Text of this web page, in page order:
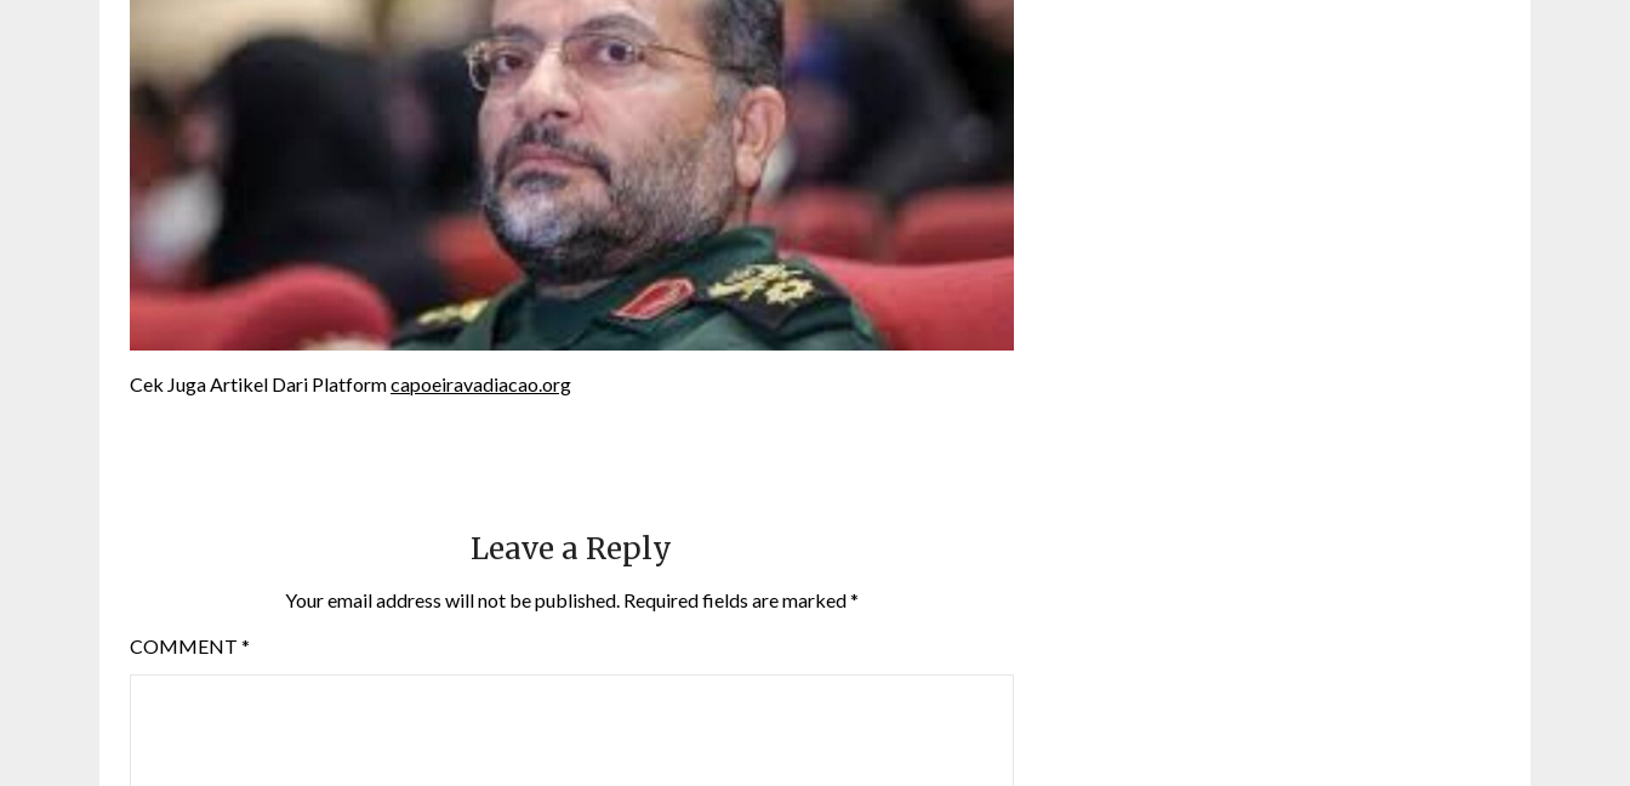
Cek Juga Artikel Dari Platformcapoeiravadiacao.org
Leave a Reply
Your email address will not be published. Required fields are marked*
COMMENT *